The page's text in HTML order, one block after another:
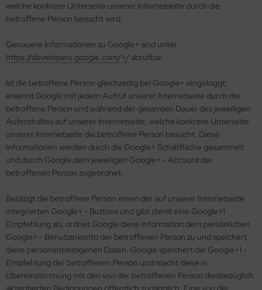
welche konkrete Unterseite unserer Internetseite durch die
betroffene Person besucht wird.
Genauere Informationen zu Google+ sind unter
https://developers.google.com/+/ abrufbar.
Ist die betroffene Person gleichzeitig bei Google+ eingeloggt,
erkennt Google mit jedem Aufruf unserer Internetseite durch die
betroffene Person und während der gesamten Dauer des jeweiligen
Aufenthaltes auf unserer Internetseite, welche konkrete Unterseite
unserer Internetseite die betroffene Person besucht. Diese
Informationen werden durch die Google+ Schaltfläche gesammelt
und durch Google dem jeweiligen Google+ - Account der
betroffenen Person zugeordnet.
Betätigt die betroffene Person einen der auf unserer Internetseite
integrierten Google+ - Buttons und gibt damit eine Google+1
Empfehlung ab, ordnet Google diese Information dem persönlichen
Google+ - Benutzerkonto der betroffenen Person zu und speichert
diese personenbezogenen Daten. Google speichert die Google+1 -
Empfehlung der betroffenen Person und macht diese in
Übereinstimmung mit den von der betroffenen Person diesbezüglich